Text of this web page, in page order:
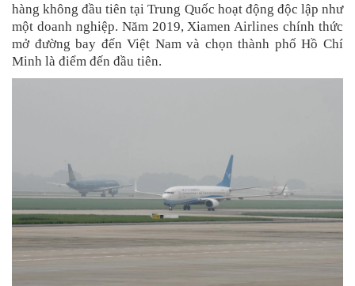
hàng không đầu tiên tại Trung Quốc hoạt động độc lập như
một doanh nghiệp. Năm 2019, Xiamen Airlines chính thức
mở đường bay đến Việt Nam và chọn thành phố Hồ Chí
Minh là điểm đến đầu tiên.